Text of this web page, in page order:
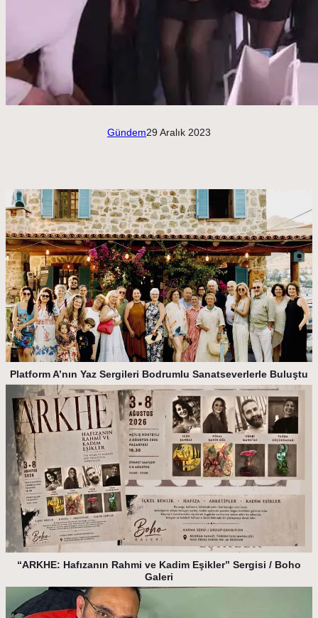
Gündem29 Aralık 2023
Platform A’nın Yaz Sergileri Bodrumlu Sanatseverlerle Buluştu
“ARKHE: Hafızanın Rahmi ve Kadim Eşikler” Sergisi / Boho
Galeri